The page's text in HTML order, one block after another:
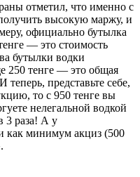
отметил, что именно с
высокую маржу, и
официально бутылка
— это стоимость
бутылки водки
250 тенге — это общая
представьте себе,
то с 950 тенге вы
нелегальной водкой
3 раза! А у
как минимум акциз (500